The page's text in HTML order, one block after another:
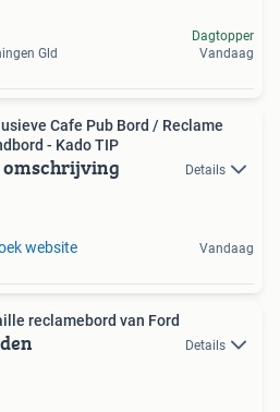
Gld
Dagtopper
Vandaag
Cafe Pub Bord / Reclame
Wandbord - Kado TIP
omschrijving Details
website Vandaag
reclamebord van Ford
Details